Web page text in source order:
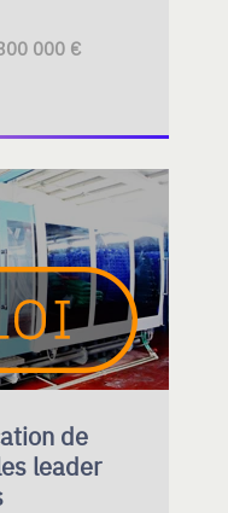
000 €
de
leader